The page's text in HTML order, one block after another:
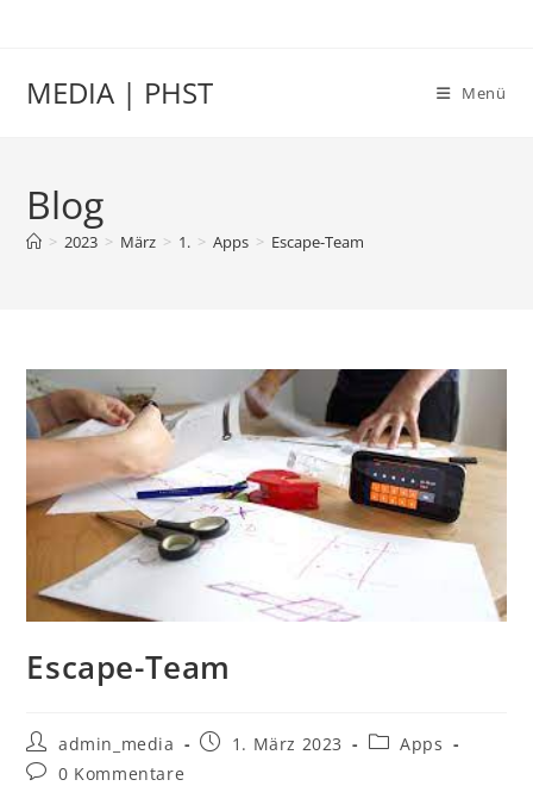
MEDIA | PHST Menü
Blog
> 2023 > März > 1. > Apps > Escape-Team
Escape-Team
Beitrags-
Autor:
admin_media
Beitrag1. März 2023
Beitrags-
Apps
Beitrags-
0 Kommentare